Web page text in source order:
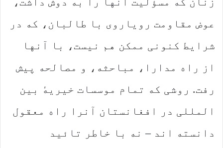
عوض مقاومت رویاروی با طالبان، که در
شرایط کنونی ممکن هم نیست، با آنها
از راه مدارا، مباحثه، و مصالحه پیش
رفت. روشی که تمام موسسات خیریهٔ بین
المللی در افغانستان آنرا راه معقول
دانسته اند – نه با خاطر تائید